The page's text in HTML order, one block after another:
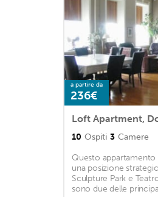
a partire da
236€
10 Ospiti 3 Camere
Questo appartamento
una posizione
Sculpture Park e
sono due delle